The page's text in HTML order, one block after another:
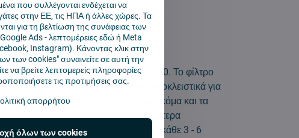
ηλεκτρική σκούπα iRobot Roomba 700. Το φίλτρο
φίλτρο σκόνης έχει σχεδιαστεί αποκλειστικά για
Το φίλτρο μπορεί να πιάσει ακόμα και τα
τη δευτερογενή ρύπανση. Για καλύτερα
αλλαγή του φίλτρου τουλάχιστον κάθε 3 - 6
που συλλέγονται ενδέχεται να
στην ΕΕ, τις ΗΠΑ ή άλλες χώρες. Τα
για τη βελτίωση της συνάφειας των
Ads -λεπτομέρειες εδώή Meta
Instagram). Κάνοντας κλικ στην
των cookies" συναινείτε σε αυτή την
να βρείτε λεπτομερείς πληροφορίες
τις προτιμήσεις σας.
απορρήτου
όλων των cookies